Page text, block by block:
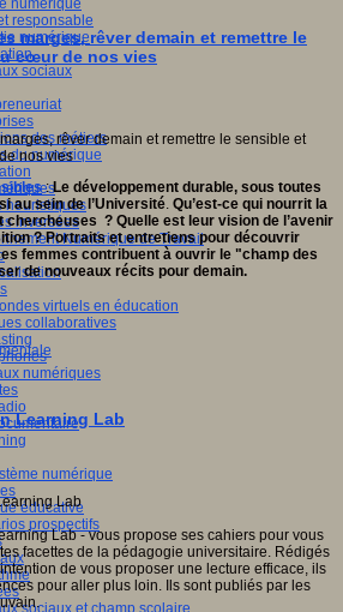
numérique
responsable
numérique
sociaux
des métiers
du numérique
heuristiques
inversées
Numérique de Travail
virtuels en éducation
collaboratives
numériques
numérique
éducative
prospectifs
sociaux et champ scolaire
marges, rêver demain et remettre le
cœur de nos vies
:Le développement durable, sous toutes
au sein de l’Université. Qu’est-ce qui nourrit la
? Quelle est leur vision de l’avenir
? Portraits et entretiens pour découvrir
femmes contribuent à ouvrir le "champ des
de nouveaux récits pour demain.
Learning Lab
Lab - vous propose ses cahiers pour vous
facettes de la pédagogie universitaire. Rédigés
de vous proposer une lecture efficace, ils
pour aller plus loin. Ils sont publiés par les